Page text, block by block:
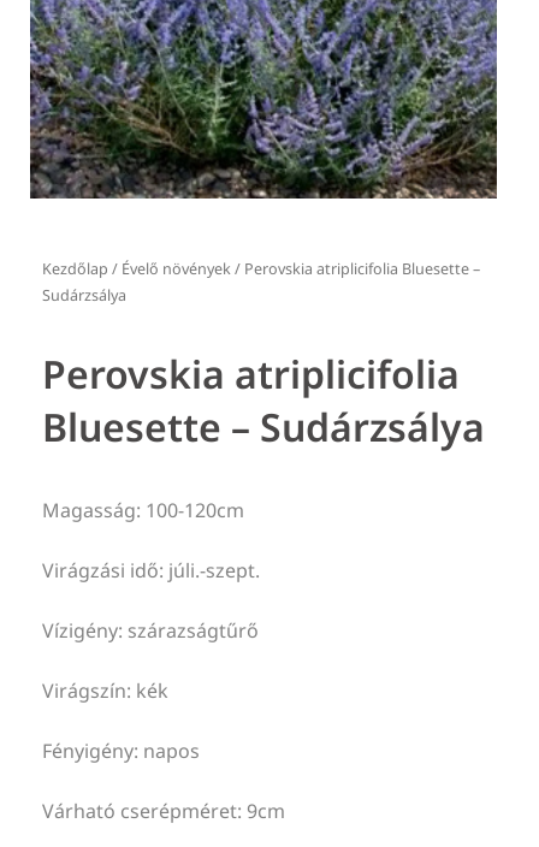
Kezdőlap / Évelő növények/ Perovskia atriplicifolia Bluesette –
Sudárzsálya
Perovskia atriplicifolia
Bluesette – Sudárzsálya
Magasság: 100-120cm
Virágzási idő: júli.-szept.
Vízigény: szárazságtűrő
Virágszín: kék
Fényigény: napos
Várható cserépméret: 9cm